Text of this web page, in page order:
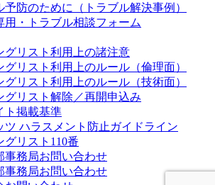
予防のために（トラブル解決事例）
用・トラブル相談フォーム
グリスト利用上の諸注意
グリスト利用上のルール（倫理面）
グリスト利用上のルール（技術面）
グリスト解除／再開申込み
ト掲載基準
ツ ハラスメント防止ガイドライン
グリスト110番
事務局お問い合わせ
事務局お問い合わせ